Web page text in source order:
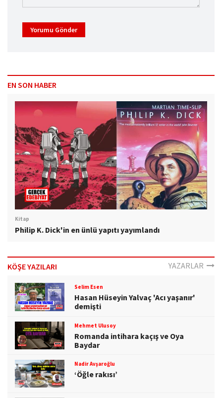
Yorumu Gönder
EN SON HABER
Kitap
Philip K. Dick'in en ünlü yapıtı yayımlandı
KÖŞE YAZILARI YAZARLAR
Selim Esen
Hasan Hüseyin Yalvaç 'Acı yaşanır'
demişti
Mehmet Ulusoy
Romanda intihara kaçış ve Oya
Baydar
Nadir Avşaroğlu
‘Öğle rakısı’